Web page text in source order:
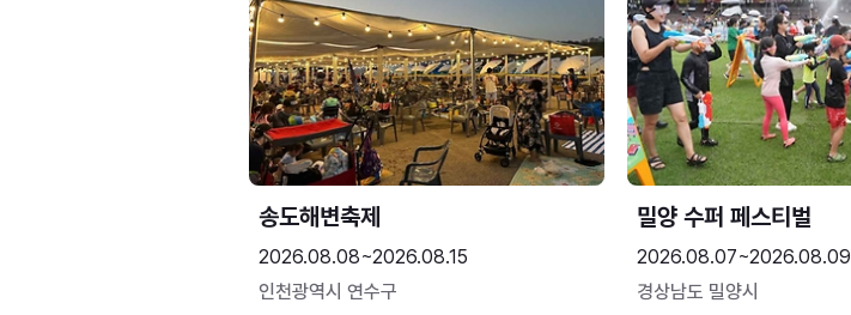
송도해변축제
2026.08.08~2026.08.15
인천광역시 연수구
밀양 수퍼 페스티벌
2026.08.07~2026.08.09
경상남도 밀양시